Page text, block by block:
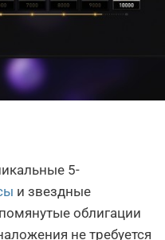
5-
и звездные
облигации
не требуется